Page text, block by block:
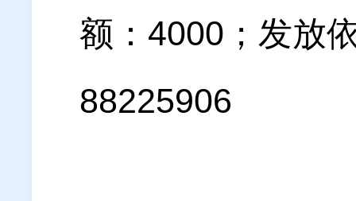
额：4000；发放
88225906